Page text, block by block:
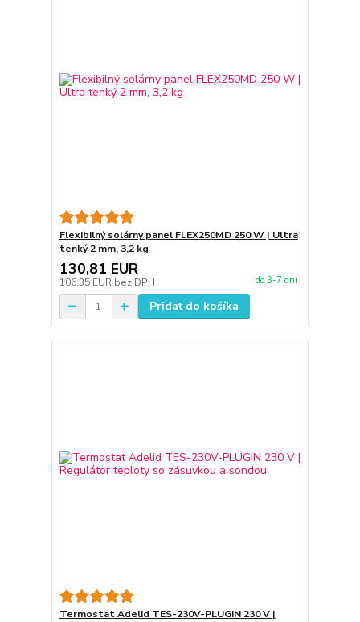
Flexibilný solárny panel FLEX250MD 250 W | Ultra
tenký 2 mm, 3,2 kg
130,81 EUR
106,35 EUR bez DPH do 3-7 dní
Pridať do košíka
Termostat Adelid TES-230V-PLUGIN 230 V |